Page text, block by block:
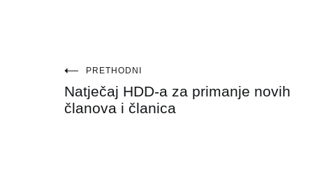
Navigacija
objava
PRETHODNI
Natječaj HDD-a za primanje novih
članova i članica